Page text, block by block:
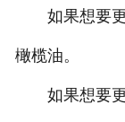
如果想要更
橄榄油。
如果想要更